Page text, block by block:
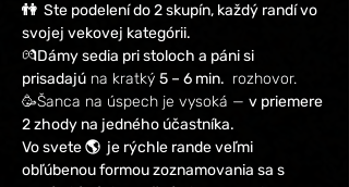
👫  Ste podelení do 2 skupín, každý randí vo
svojej vekovej kategórii.
💏Dámy sedia pri stoloch a páni si
prisadajú na kratký 5 – 6 min. rozhovor.
🥳Šanca na úspech je vysoká — v priemere
2 zhody na jedného účastníka.
Vo svete 🌎  je rýchle rande veľmi
obľúbenou formou zoznamovania sa s